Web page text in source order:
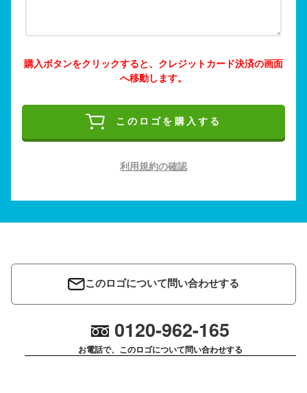
購入ボタンをクリックすると、クレジットカード決済の画面
へ移動します。
このロゴを購入する
利用規約の確認
このロゴについて問い合わせする
0120-962-165
お電話で、このロゴについて問い合わせする